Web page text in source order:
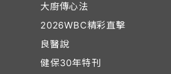
大廚傳心法
2026WBC精彩直擊
良醫說
健保30年特刊